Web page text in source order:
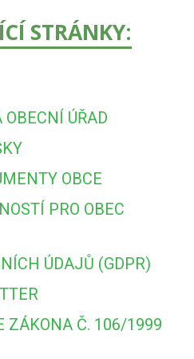
STRÁNKY:
OBECNÍ ÚŘAD
OBCE
PRO OBEC
ÚDAJŮ (GDPR)
ZÁKONA Č. 106/1999